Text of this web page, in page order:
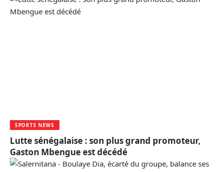
SPORTS NEWS
Lutte sénégalaise : son plus grand promoteur,
Gaston Mbengue est décédé